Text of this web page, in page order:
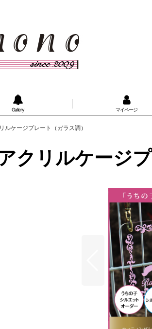
Gallery マイページ
ルケージプレート（ガラス調）
クリルケージ